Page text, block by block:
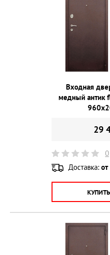
Входная
медный антик
29
0
Доставка:
КУПИТЬ